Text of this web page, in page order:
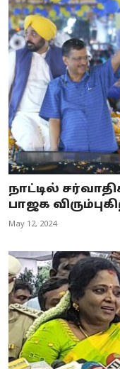
நாட்டில்
பாஜக
May 12, 2024